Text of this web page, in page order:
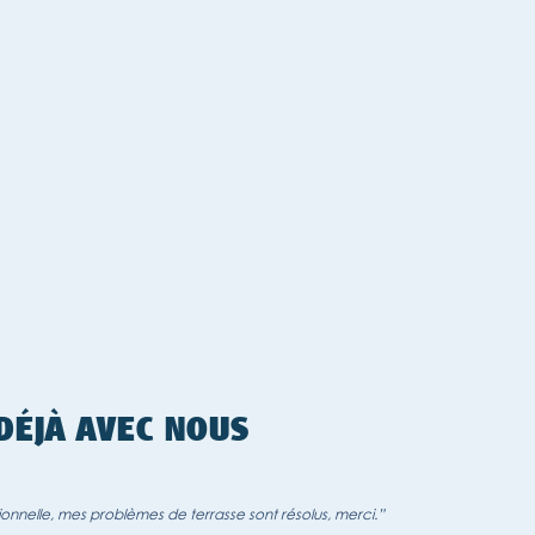
AVEC NOUS
mes problèmes de terrasse sont résolus, merci.”